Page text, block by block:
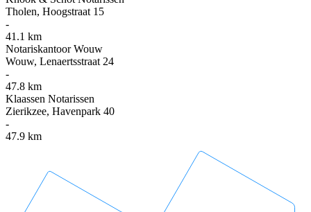
Tholen, Hoogstraat 15
-
41.1 km
Notariskantoor Wouw
Wouw, Lenaertsstraat 24
-
47.8 km
Klaassen Notarissen
Zierikzee, Havenpark 40
-
47.9 km